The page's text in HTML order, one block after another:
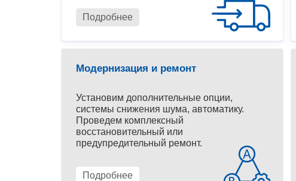
Подробнее
Модернизация и ремонт
Установим дополнительные опции,
системы снижения шума, автоматику.
Проведем комплексный
восстановительный или
предупредительный ремонт.
Подробнее